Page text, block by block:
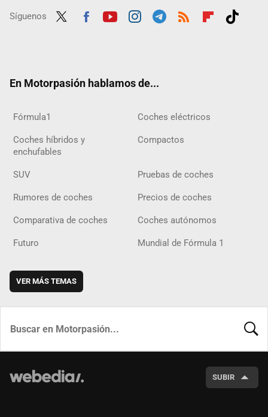
Síguenos
En Motorpasión hablamos de...
Fórmula1 Coches eléctricos
Coches híbridos y
enchufables
Compactos
SUV Pruebas de coches
Rumores de coches Precios de coches
Comparativa de coches Coches autónomos
Futuro Mundial de Fórmula 1
VER MÁS TEMAS
SUBIR